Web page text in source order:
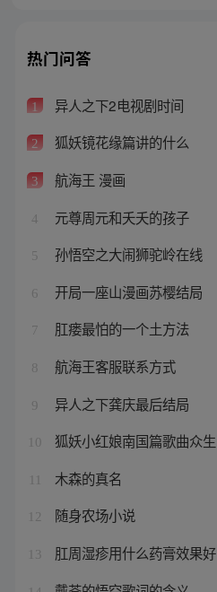
热门问答
1 异人之下2电视剧时间
2 狐妖镜花缘篇讲的什么
3 航海王 漫画
4 元尊周元和夭夭的孩子
5 孙悟空之大闹狮驼岭在线
6 开局一座山漫画苏樱结局
7 肛瘘最怕的一个土方法
8 航海王客服联系方式
9 异人之下龚庆最后结局
10 狐妖小红娘南国篇歌曲众生
木森的真名
12 随身农场小说
13 肛周湿疹用什么药膏效果好